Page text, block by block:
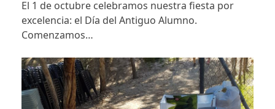
El 1 de octubre celebramos nuestra fiesta por
excelencia: el Día del Antiguo Alumno.
Comenzamos…